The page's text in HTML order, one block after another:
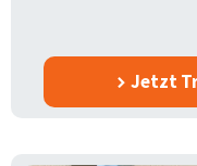
Jetzt